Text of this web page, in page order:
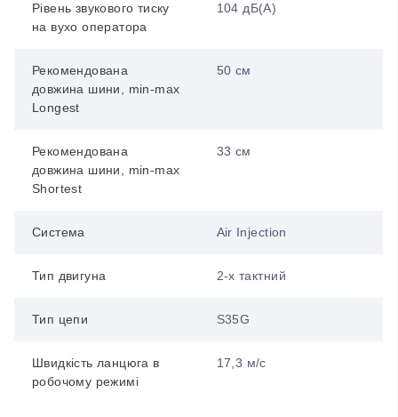
Рівень звукового тиску
на вухо оператора
104 дБ(А)
Рекомендована
довжина шини, min-max
Longest
50 см
Рекомендована
довжина шини, min-max
Shortest
33 см
Система Air Injection
Тип двигуна 2-х тактний
Тип цепи S35G
Швидкість ланцюга в
робочому режимі
17,3 м/с